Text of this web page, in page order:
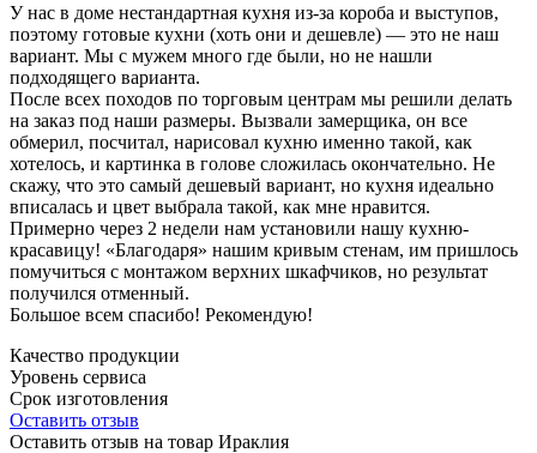
У нас в доме нестандартная кухня из-за короба и выступов,
поэтому готовые кухни (хоть они и дешевле) — это не наш
вариант. Мы с мужем много где были, но не нашли
подходящего варианта.
После всех походов по торговым центрам мы решили делать
на заказ под наши размеры. Вызвали замерщика, он все
обмерил, посчитал, нарисовал кухню именно такой, как
хотелось, и картинка в голове сложилась окончательно. Не
скажу, что это самый дешевый вариант, но кухня идеально
вписалась и цвет выбрала такой, как мне нравится.
Примерно через 2 недели нам установили нашу кухню-
красавицу! «Благодаря» нашим кривым стенам, им пришлось
помучиться с монтажом верхних шкафчиков, но результат
получился отменный.
Большое всем спасибо! Рекомендую!
Качество продукции
Уровень сервиса
Срок изготовления
Оставить отзыв
Оставить отзыв на товар Ираклия